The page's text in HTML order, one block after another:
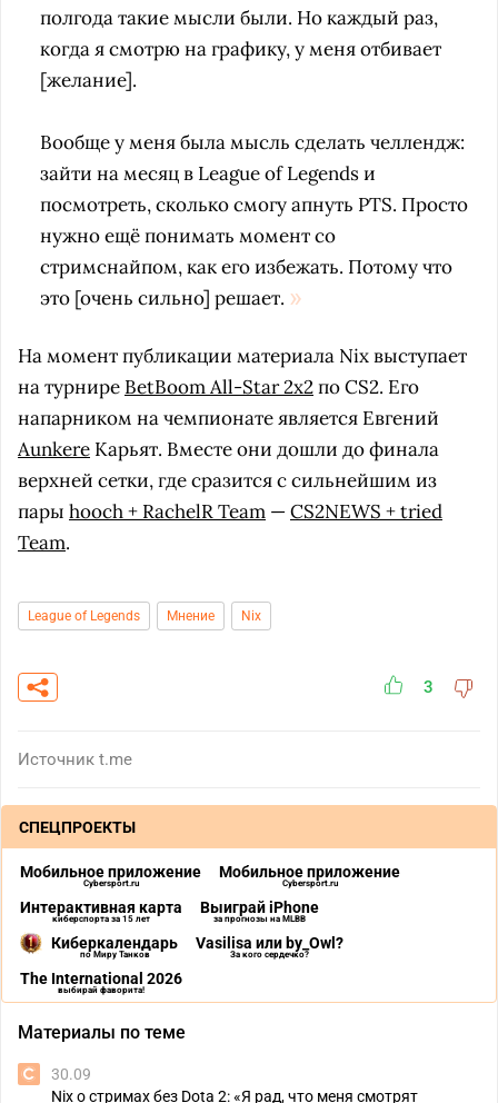
полгода такие мысли были. Но каждый раз,
когда я смотрю на графику, у меня отбивает
[желание].
Вообще у меня была мысль сделать челлендж:
зайти на месяц в League of Legends и
посмотреть, сколько смогу апнуть PTS. Просто
нужно ещё понимать момент со
стримснайпом, как его избежать. Потому что
это [очень сильно] решает.
На момент публикации материала Nix выступает
на турнире BetBoom All-Star 2x2по CS2. Его
напарником на чемпионате является Евгений
Aunkere Карьят. Вместе они дошли до финала
верхней сетки, где сразится с сильнейшим из
пары hooch + RachelR Team —CS2NEWS + tried
Team.
League of Legends Мнение Nix
3
Источник t.me
СПЕЦПРОЕКТЫ
Мобильное приложение
Cybersport.ru
Мобильное приложение
Cybersport.ru
Интерактивная карта
киберспорта за 15 лет
Выиграй iPhone
за прогнозы на MLBB
Киберкалендарь
по Миру Танков
Vasilisa или by_Owl?
За кого сердечко?
The International 2026
выбирай фаворита!
Материалы по теме
30.09
Nix о стримах без Dota 2: «Я рад, что меня смотрят